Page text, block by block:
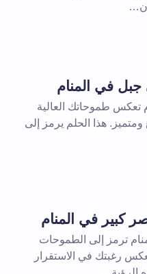
في المنام
تعكس طموحاتك العالية
هذا الحلم يرمز إلى
كبير في المنام
ترمز إلى الطموحات
رغبتك في الاستقرار